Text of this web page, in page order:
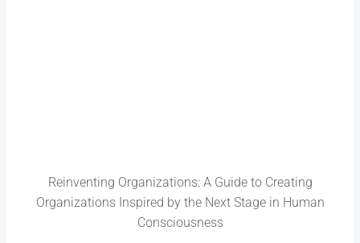
Reinventing Organizations: A Guide to Creating
Organizations Inspired by the Next Stage in Human
Consciousness